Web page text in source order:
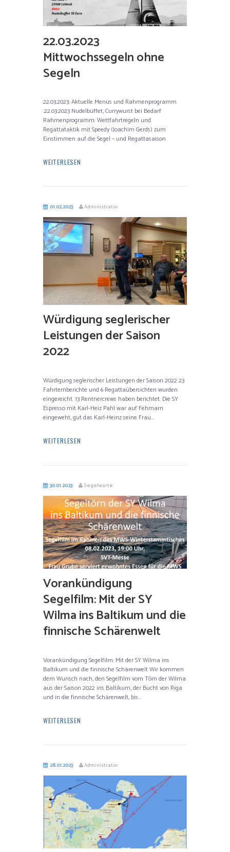
22.03.2023
Mittwochssegeln ohne
Segeln
22.03.2023: Aktuelle Menüs und Rahmenprogramm
:22.03.2023 Nudelbüffet, Currywurst bei Bedarf
Rahmenprogramm: Wettfahrtregeln und
Regattataktik mit Speedy (Joachim Gerds) zum
Einstimmen auf die Segel – und Regattasaison
WEITERLESEN
01.02.2023 Administrator
Würdigung seglerischer
Leistungen der Saison
2022
Würdigung seglerischer Leistungen der Saison 2022 23
Fahrternberichte und 6 Regattaübersichten wurden
eingereicht. 13 Rentnercrews haben berichtet. Die SY
Espresso mit Karl-Heiz Pahl war auf Fehmarn
eingeweht, gut das Karl-Heinz seine Frau...
WEITERLESEN
30.01.2023 Segelwarte
Vorankündigung
Segelfilm: Mit der SY
Wilma ins Baltikum und die
finnische Schärenwelt
Vorankündigung Segelfilm: Mit der SY Wilma ins
Baltikum und die finnische Schärenwelt Wir kommen
dem Wunsch nach, den Segelfilm vom Törn der Wilma
aus der Saison 2022 ins Baltikum, der Bucht von Riga
und in die finnische Schärenwelt, bis...
WEITERLESEN
28.01.2023 Administrator